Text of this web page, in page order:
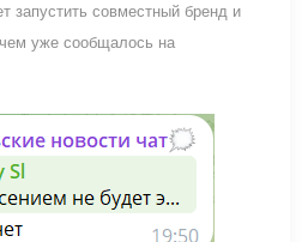
запустить совместный бренд и
уже сообщалось на